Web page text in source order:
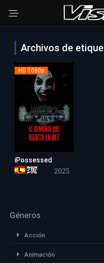
Archivos de
HD 1080p
iPossessed
2025
Géneros
Acción
Animación